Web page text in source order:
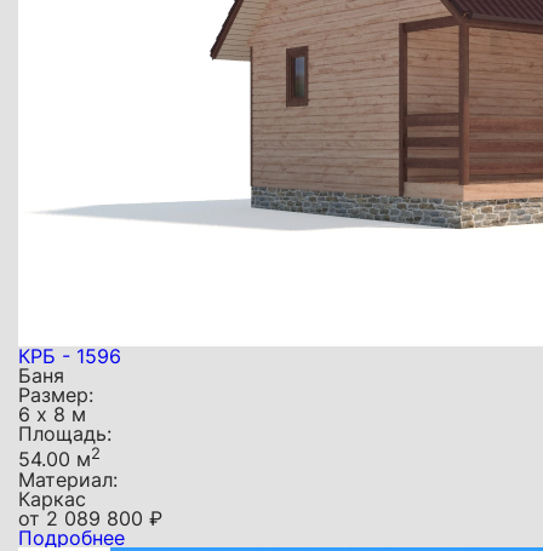
КРБ - 1596
Баня
Размер:
6 х 8 м
Площадь:
54.00 м2
Материал:
Каркас
от2 089 800 ₽
Подробнее